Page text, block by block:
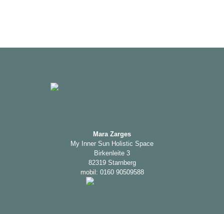
Mara Zarges
My Inner Sun Holistic Space
Birkenleite 3
82319 Starnberg
mobil: 0160 90509588